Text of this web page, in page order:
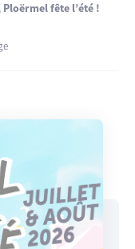
fête l’été !